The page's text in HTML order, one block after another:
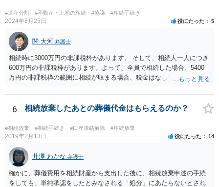
伸長して調査したところ、サラ金に対する過払金など相当な財産が見
つかったため相続したという事例がありました。
#遺産分割 #不動産・土地の相続 #協議 #相続手続き
2024年8月25日 役にたった 5
関 大河 弁護士
相続時に3000万円の非課税枠があります。 そして、相続人一人につき
600万円の非課税枠があります。よって、全員で相続した場合、5400
万円の非課税枠の範囲に相続が収まる場合、税金はなしです。 一人が
範囲となります。 一般的には、全員で相続する方が税金はお得です。
また、全員で相続しても、話し合いの結果、親がすべて相続と決める
こともできます。この場合でも相続の非課税枠は、全員で相続した540
0万円分使えます。 父が亡くなり、母が全部相続すると、母から三人
で相続する際は、4800万円が非課税枠となります。 そうすると、母が
亡くなってから相続すると、両親のどちらかが亡くなってから相続す
るより非課税の枠が減少します。 計画的に相続をするのがおすすめと
いうことになります。これ以外にも気をつける点はあるかもしれませ
んので、一度相談して想定するのがおすすめと思います。
6 相続放棄したあとの葬儀代金はもらえるのか？
#相続放棄 #相続手続き #口座凍結解除 #相続放棄
2019年2月13日 役にたった 14
井澤 わかな 弁護士
確かに、葬儀費用を相続財産から支出した後に、相続放棄申述の手続
をしても、単純承認をしたとみなされる「処分」にあたらないとされ